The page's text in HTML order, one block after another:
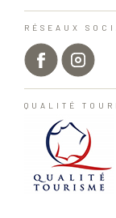
RÉSEAUX
QUALITÉ